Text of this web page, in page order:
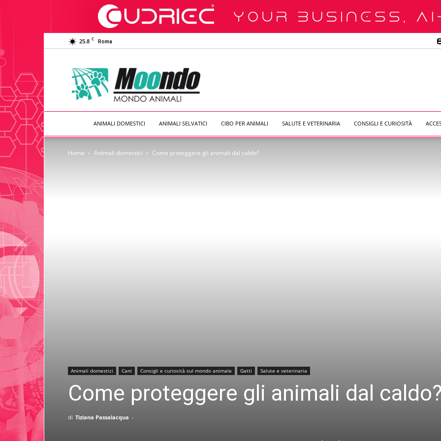
25.8 C Roma
Moondo
Animali
ANIMALI DOMESTICI ANIMALI SELVATICI CIBO PER ANIMALI SALUTE E VETERINARIA CONSIGLI E CURIOSITÀ
Home Animali domestici Come proteggere gli animali dal caldo?
Animali domestici Cani Consigli e curiosità sul mondo animale Gatti Salute e veterinaria
Come proteggere gli animali dal
di Tiziana Passalacqua -